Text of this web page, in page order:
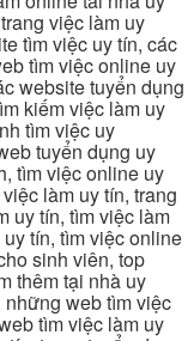
việc làm uy
tìm việc uy tín, các
tìm việc online uy
website tuyển dụng
kiếm việc làm uy
tìm việc uy
tuyển dụng uy
tìm việc online uy
làm uy tín, trang
uy tín, tìm việc làm
tín, tìm việc online
sinh viên, top
thêm tại nhà uy
web tìm việc
tìm việc làm uy